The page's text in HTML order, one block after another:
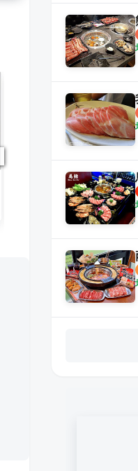
新馬辣經典鴛鴦鍋
13則評論